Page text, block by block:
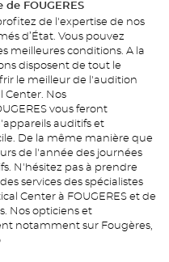
FOUGERES
de l'expertise de nos
d’État. Vous pouvez
meilleures conditions. A la
disposent de tout le
le meilleur de l'audition
Center. Nos
vous feront
auditifs et
De la même manière que
de l'année des journées
N'hésitez pas à prendre
services des spécialistes
Center à FOUGERES et de
Nos opticiens et
notamment sur Fougères,